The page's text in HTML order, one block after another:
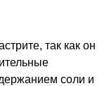
так как он
соли и